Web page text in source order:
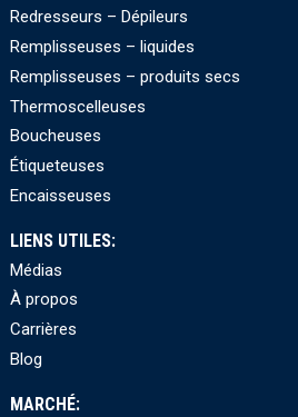
Redresseurs – Dépileurs
Remplisseuses – liquides
Remplisseuses – produits secs
Thermoscelleuses
Boucheuses
Étiqueteuses
Encaisseuses
LIENS UTILES:
Médias
À propos
Carrières
Blog
MARCHÉ: